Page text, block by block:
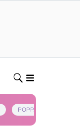
POPPAPA